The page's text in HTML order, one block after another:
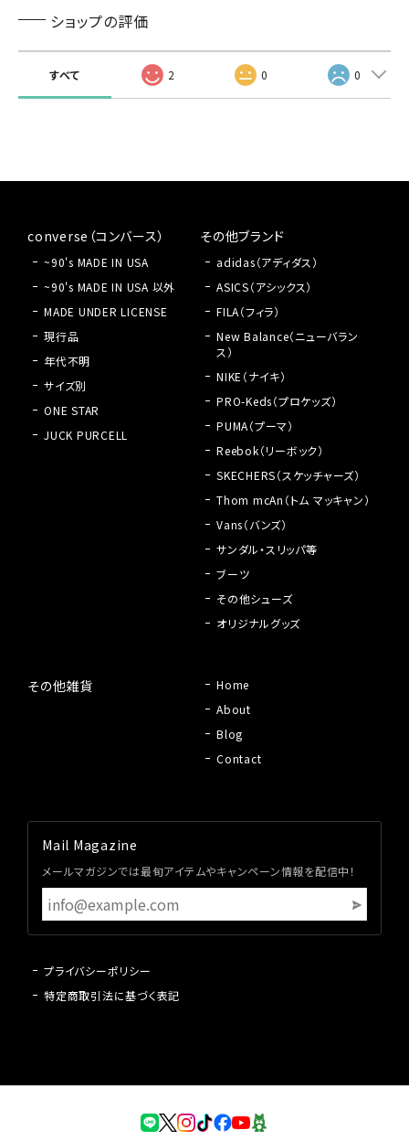
converse（コンバース）
~90's MADE IN USA
~90's MADE IN USA 以外
MADE UNDER LICENSE
現行品
年代不明
サイズ別
ONE STAR
JUCK PURCELL
その他ブランド
adidas（アディダス）
ASICS（アシックス）
FILA（フィラ）
New Balance（ニューバラン
ス）
NIKE（ナイキ）
PRO-Keds（プロケッズ）
PUMA（プーマ）
Reebok（リーボック）
SKECHERS（スケッチャーズ）
Thom mcAn（トム マッキャン）
Vans（バンズ）
サンダル・スリッパ等
ブーツ
その他シューズ
オリジナルグッズ
その他雑貨
Home
About
Blog
Contact
Mail Magazine
メールマガジンでは最旬アイテムやキャンペーン情報を配信中！
プライバシーポリシー
特定商取引法に基づく表記
ショップの評価
すべて 2 0 0